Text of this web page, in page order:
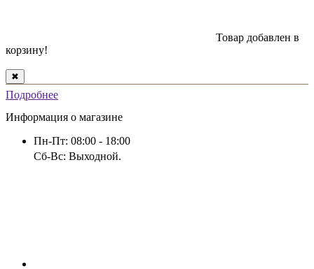
Товар добавлен в
корзину!
✖
Подробнее
Информация о магазине
Пн-Пт: 08:00 - 18:00
Сб-Вс: Выходной.